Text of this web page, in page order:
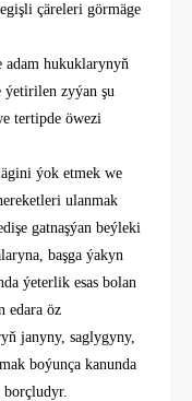
çäreleri görmäge
adam hukuklarynyň
ýetirilen zyýan şu
tertipde öwezi
ýok etmek we
ulanmak
gatnaşýan beýleki
başga ýakyn
ýeterlik esas bolan
edara öz
janyny, saglygyny,
boýunça kanunda
borçludyr.